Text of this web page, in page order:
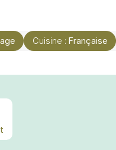
Cuisine : Française